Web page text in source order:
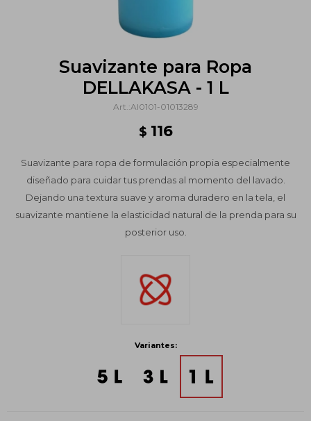
Suavizante para Ropa
DELLAKASA - 1 L
AI0101-01013289
$ 116
Suavizante para ropa de formulación propia especialmente
diseñado para cuidar tus prendas al momento del lavado.
Dejando una textura suave y aroma duradero en la tela, el
suavizante mantiene la elasticidad natural de la prenda para su
posterior uso.
Variantes: